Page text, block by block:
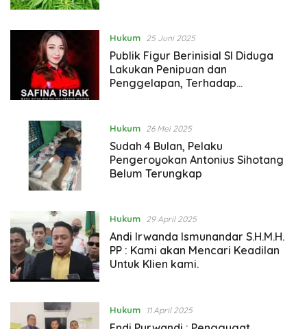
Hukum 25 Juni 2025
Publik Figur Berinisial SI Diduga
Lakukan Penipuan dan
Penggelapan, Terhadap
Hukum 26 Mei 2025
Sudah 4 Bulan, Pelaku
Pengeroyokan Antonius Sihotang
Belum Terungkap
Hukum 29 April 2025
Andi Irwanda Ismunandar S.H.M.H.
PP : Kami akan Mencari Keadilan
Untuk Klien kami.
Hukum 11 April 2025